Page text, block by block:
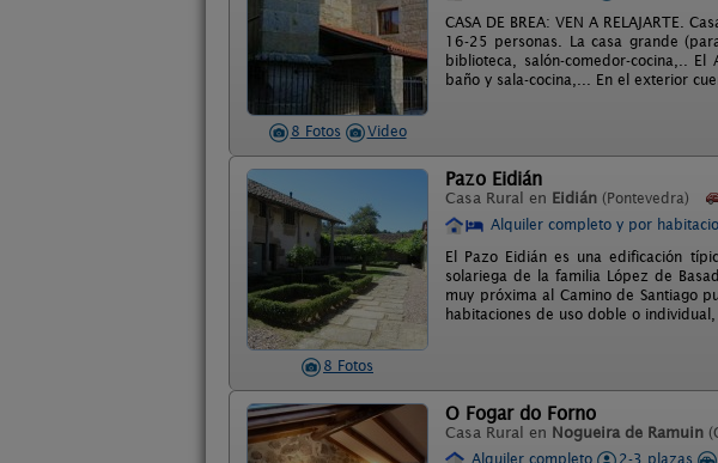
8 Fotos Video
CASA DE BREA: VEN A RELAJARTE.
16-25 personas. La casa grande
biblioteca, salón-comedor-cocina,..
baño y sala-cocina,... En el exterior
8 Fotos
Pazo Eidián
Casa Rural en Eidián (Pontevedra)
Alquiler completo y por
El Pazo Eidián es una edificación
solariega de la familia López de
muy próxima al Camino de Santiago
habitaciones de uso doble o
O Fogar do Forno
Casa Rural en Nogueira de Ramuin
Alquiler completo
2-3 plazas